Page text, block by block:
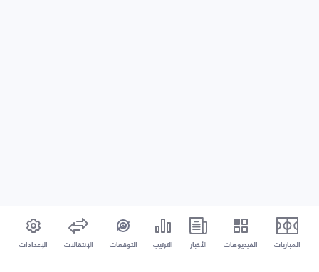
المباريات الفيديوهات الأخبار الترتيب التوقعات الإنتقالات الإعدادات